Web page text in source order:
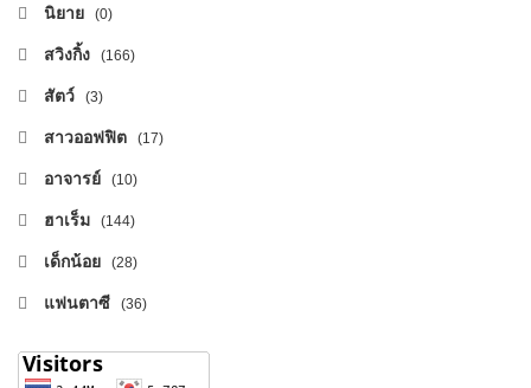
นิยาย (0)
สวิงกิ้ง (166)
สัตว์ (3)
สาวออฟฟิต (17)
อาจารย์ (10)
ฮาเร็ม (144)
เด็กน้อย (28)
แฟนตาซี (36)